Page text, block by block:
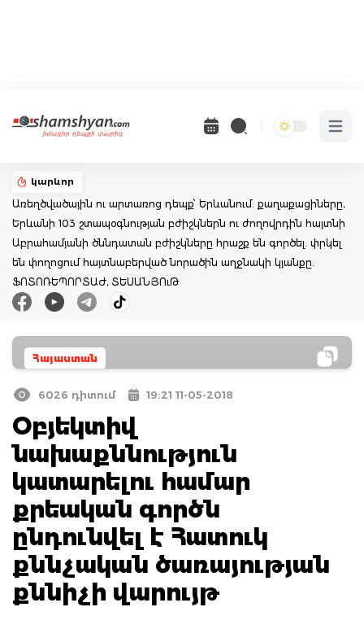
Open
կարևոր
Առեղծվածային ու արտառոց դեպք՝ Երևանում. քաղաքացիները,
Երևանի 103 շտապօգնության բժիշկներն ու ժողովրդին հայտնի
Աբրահամյանի ծննդատան բժիշկները հրաշք են գործել. փրկել
են փողոցում հայտնաբերված նորածին աղջնակի կյանքը.
ՖՈՏՈՌԵՊՈՐՏԱԺ, ՏԵՍԱՆՅՈւԹ
Հայաստան
6026 դիտում 19:21 11-05-2018
Օբյեկտիվ
նախաքննություն
կատարելու համար
քրեական գործն
ընդունվել է Հատուկ
քննչական ծառայության
քննիչի վարույթ